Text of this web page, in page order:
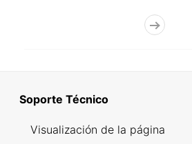
Soporte Técnico
Visualización de la página